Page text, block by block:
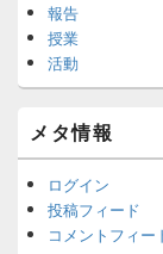
バ
ー
ウ
ィ
ッ
エ
リ
ア
報告
授業
活動
メタ情報
ログイン
投稿フィード
コメントフィー